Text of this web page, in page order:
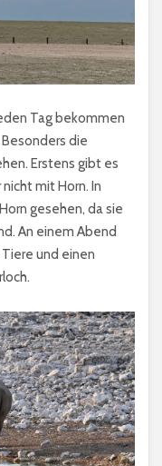
Tag bekommen
die
Erstens gibt es
mit Horn. In
gesehen, da sie
An einem Abend
und einen